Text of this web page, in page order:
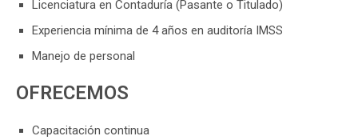
Licenciatura en Contaduría (Pasante o Titulado)
Experiencia mínima de 4 años en auditoría IMSS
Manejo de personal
OFRECEMOS
Capacitación continua